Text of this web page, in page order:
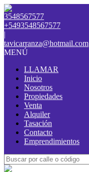
3548567577
+5493548567577
|
tavicarranza@hotmail.com
MENÚ
LLAMAR
Inicio
Nosotros
Propiedades
Venta
Alquiler
Tasación
Contacto
Emprendimientos